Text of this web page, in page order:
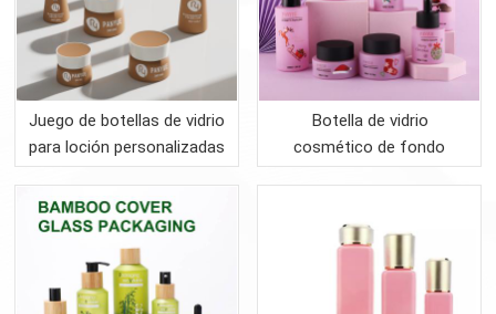
Juego de botellas de vidrio
para loción personalizadas
Botella de vidrio
cosmético de fondo
grueso vacío color
de loción